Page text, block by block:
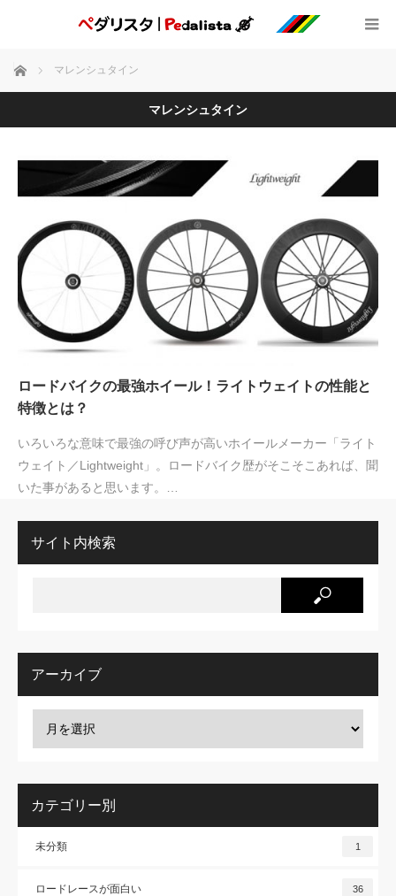
ホーム マレンシュタイン
マレンシュタイン
ロードバイクの最強ホイール！ライトウェイトの性能と
特徴とは？
いろいろな意味で最強の呼び声が高いホイールメーカー「ライト
ウェイト／Lightweight」。ロードバイク歴がそこそこあれば、聞
いた事があると思います。…
サイト内検索
アーカイブ
カテゴリー別
未分類 1
ロードレースが面白い 36